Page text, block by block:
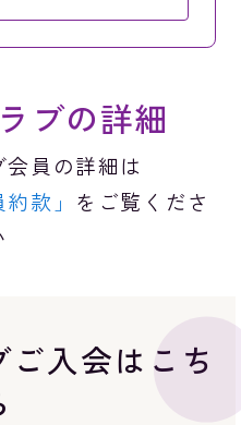
ブの詳細
員の詳細は
款」 をご覧くださ
入会はこち